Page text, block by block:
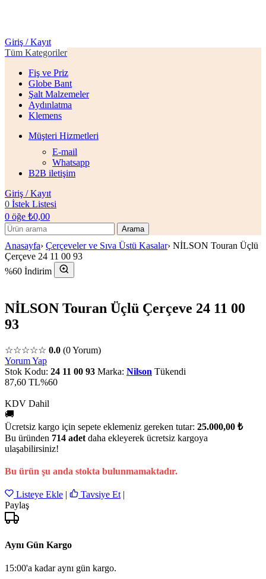
Giriş / Kayıt
Tüm Kategoriler
Fiş ve Priz
Globe Bant
Şalt Malzemeler
Aydınlatma
Klemens
Müşteri Hizmetleri
E-mail
Whatsapp
B2B iletişim
Giriş / Kayıt
0 İstek Listesi
0 öğe ₺0,00
Arama
Anasayfa› Çerçeveler ve Sıva Üstü Kasalar› NİLSON Touran Üçlü
Çerçeve 24 11 00 93
%60 İndirim
NİLSON Touran Üçlü Çerçeve 24 11 00
93
☆☆☆☆☆ 0.0 (0 Yorum)
Yorum Yap
Stok Kodu: 24 11 00 93 Marka: Nilson Tükendi
87,60 TL%60
KDV Dahil
🚚
Ücretsiz kargo için sepete eklemeniz gereken tutar: 25.000,00 ₺
Bu üründen 714 adet daha ekleyerek ücretsiz kargoya
ulaşabilirsiniz!
Bu ürün şu anda stokta bulunmamaktadır.
Listeye Ekle | Tavsiye Et |
Paylaş
Aynı Gün Kargo
15:00'a kadar aynı gün kargo.